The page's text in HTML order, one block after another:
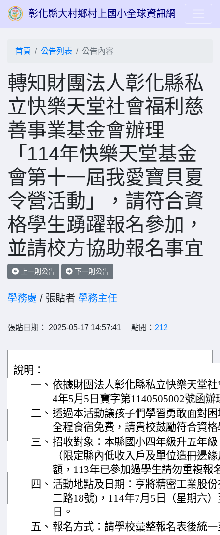
彰化縣大村鄉村上國小全球資訊網
首頁 公告列表 公告內容
轉知財團法人彰化縣私
立快樂天堂社會福利慈
善事業基金會辦理
「114年快樂天堂基金
會第十一屆我愛寶貝夏
令營活動」，請符合資
格學生踴躍報名參加，
並請校方協助報名事宜
上一則公告 下一則公告
學務處 / 張貼者 學務主任
張貼日期： 2025-05-17 14:57:41 點閱： 212
說明：
一、 依據財團法人彰化縣私立快樂天堂
4年5月5日寶字第1140505002號函辦
二、 透過本活動讓孩子們學習勇敢面對
全程食宿免費，請貴校鼓勵符合資
三、 招收對象：本縣國小四年級升五年
（限定縣內低收入戶及單位造冊邊
額，113年已參加過學生請勿重複報
四、 活動地點及日期：亨將精密工業股
二路18號)，114年7月5日（星期六
日。
五、 報名方式：請學校彙整報名表後統